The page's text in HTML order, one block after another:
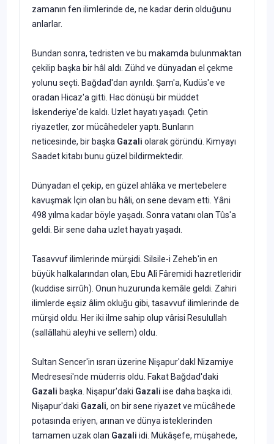
zamanın fen ilimlerinde de, ne kadar derin olduğunu
anlarlar.
Bundan sonra, tedristen ve bu makamda bulunmaktan
çekilip başka bir hâl aldı. Zühd ve dünyadan el çekme
yolunu seçti. Bağdad'dan ayrıldı. Şam'a, Kudüs'e ve
ora­dan Hicaz'a gitti. Hac dönüşü bir müddet
İskenderiye'de kaldı. Uzlet hayatı yaşadı. Çe­tin
riyazetler, zor mücâhedeler yaptı. Bunların
neticesinde, bir başka Gazali olarak göründü. Kimyayı
Saadet kitabı bunu güzel bildirmektedir.
Dünyadan el çekip, en güzel ahlâka ve mertebelere
kavuşmak İçin olan bu hâli, on sene devam etti. Yâni
498 yılma kadar böyle yaşadı. Sonra vatanı olan Tûs'a
geldi. Bir sene daha uzlet hayatı yaşadı.
Tasavvuf ilimlerinde mürşidi. Silsile-i Zeheb'in en
büyük halkalarından olan, Ebu Alî Fâremidi hazretleridir
(kuddise sirrûh). Onun huzurunda kemâle geldi. Zahiri
ilimlerde eşsiz âlim okluğu gibi, tasavvuf ilimlerinde de
mürşid oldu. Her iki ilme sa­hip olup vârisi Resulullah
(sallâllahü aleyhi ve sellem) oldu.
Sultan Sencer'in ısrarı üzerine Nişapur'dakl Nizamiye
Medresesi'nde müderris oldu. Fakat Bağdad'daki
Gazali başka. Nişapur'daki Gazali ise daha başka idi.
Nişapur'daki Gazali, on bir sene riyazet ve mücâhede
potasında eriyen, arınan ve dünya isteklerinden
tamamen uzak olan Gazali idi. Mükâşefe, müşahede,